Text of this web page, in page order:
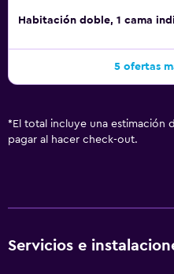
Habitación doble, 1 cama
5 ofertas
* El total incluye una estimación
pagar al hacer check-out.
Servicios e